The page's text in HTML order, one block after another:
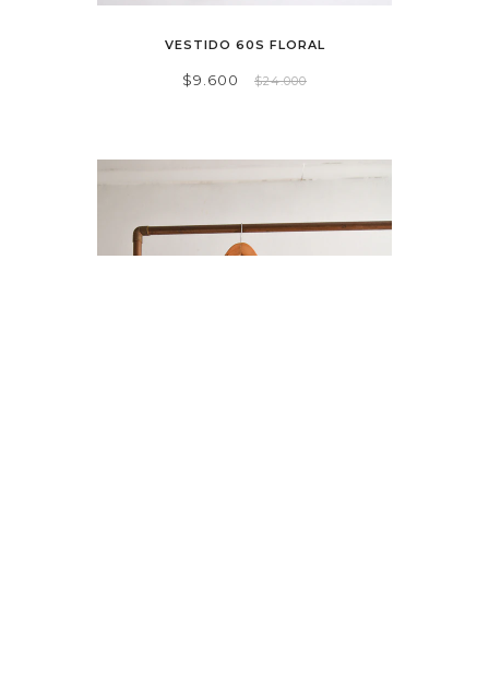
VESTIDO 60S FLORAL
$9.600 $24.000